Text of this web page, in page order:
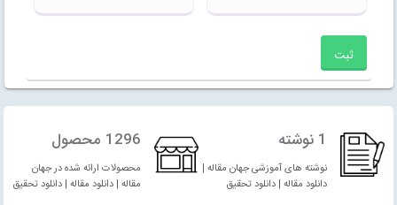
1 نوشته
نوشته های آموزشی جهان مقاله |
دانلود مقاله | دانلود تحقیق
1296 محصول
محصولات ارائه شده در جهان
مقاله | دانلود مقاله | دانلود تحقیق